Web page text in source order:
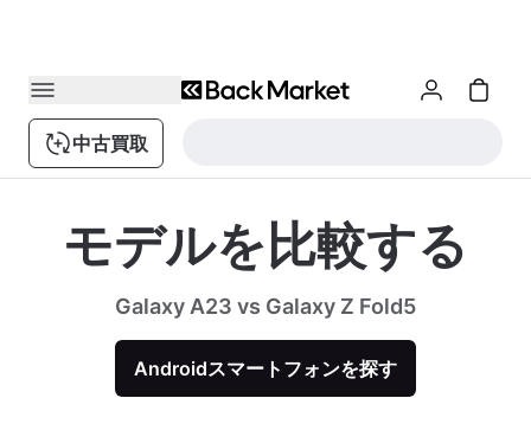
中古買取
モデルを比較する
Galaxy A23 vs Galaxy Z Fold5
Androidスマートフォンを探す